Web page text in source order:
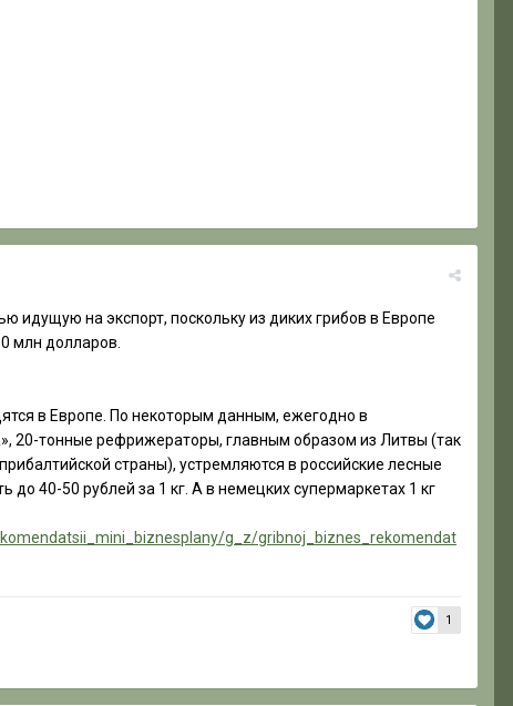
идущую на экспорт, поскольку из диких грибов в Европе
млн долларов.
в Европе. По некоторым данным, ежегодно в
20-тонные рефрижераторы, главным образом из Литвы (так
страны), устремляются в российские лесные
до 40-50 рублей за 1 кг. А в немецких супермаркетах 1 кг
g_z/gribnoj_biznes_rekomendat
1